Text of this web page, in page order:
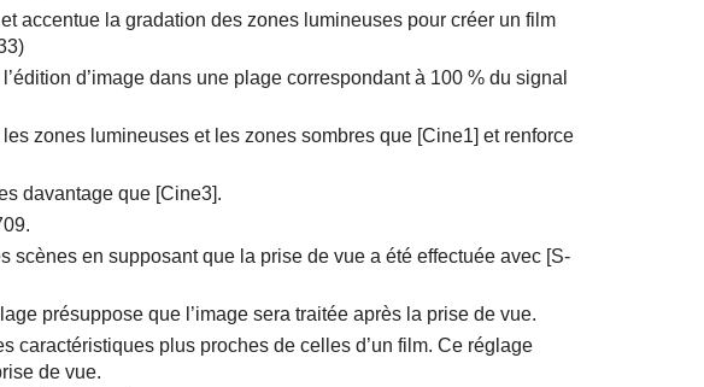
accentue la gradation des zones lumineuses pour créer un film
d’image dans une plage correspondant à 100 % du signal
zones lumineuses et les zones sombres que [Cine1] et renforce
davantage que [Cine3].
scènes en supposant que la prise de vue a été effectuée avec [S-
présuppose que l’image sera traitée après la prise de vue.
caractéristiques plus proches de celles d’un film. Ce réglage
de vue.